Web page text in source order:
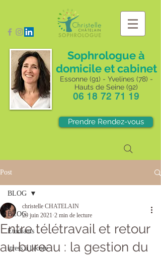
Sophrologue à
domicile et cabinet
Essonne (91) - Yvelines (78) -
Hauts de Seine (92)
06 18 72 71 19
Prendre Rendez-vous
Post
BLOG
Etudiants
stress à l'école
BLOG
Entre télétravail et retour
au bureau : la gestion du
christelle CHATELAIN
29 juin 2021 2 min de lecture